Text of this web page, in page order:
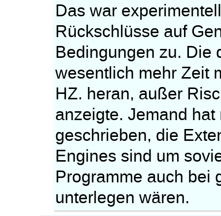
Das war
Rückschlüsse auf
Bedingungen zu. Die
wesentlich mehr Zeit
HZ. heran, außer
anzeigte. Jemand
geschrieben, die
Engines sind um
Programme auch bei
unterlegen wären.